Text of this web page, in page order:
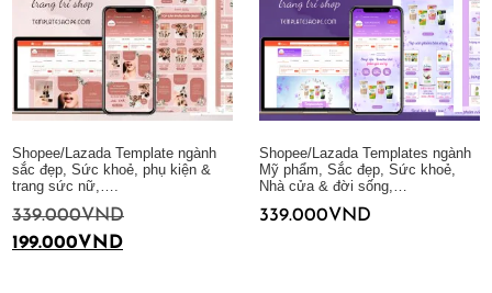
Shopee/Lazada Template ngành
sắc đẹp, Sức khoẻ, phụ kiện &
trang sức nữ,….
339.000VND
199.000VND
Shopee/Lazada Templates ngành
Mỹ phẩm, Sắc đẹp, Sức khoẻ,
Nhà cửa & đời sống,…
339.000VND